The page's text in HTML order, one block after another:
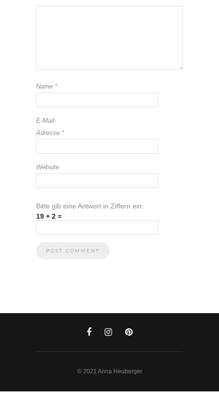
Name *
E-Mail-
Adresse *
Website
Bitte gib eine Antwort in Ziffern ein:
19 + 2 =
© 2021 Anna Heuberger